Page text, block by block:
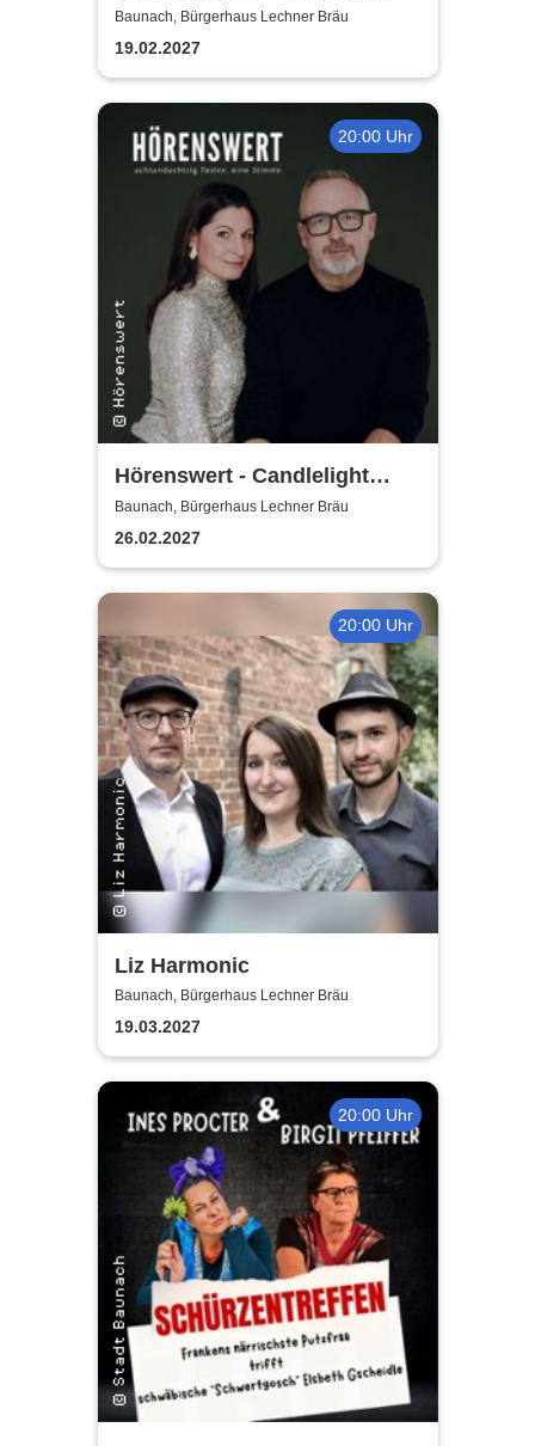
Claque
Baunach, Bürgerhaus Lechner Bräu
19.02.2027
20:00 Uhr
Hörenswert - Candlelight
Konzert
Baunach, Bürgerhaus Lechner Bräu
26.02.2027
20:00 Uhr
Liz Harmonic
Baunach, Bürgerhaus Lechner Bräu
19.03.2027
20:00 Uhr